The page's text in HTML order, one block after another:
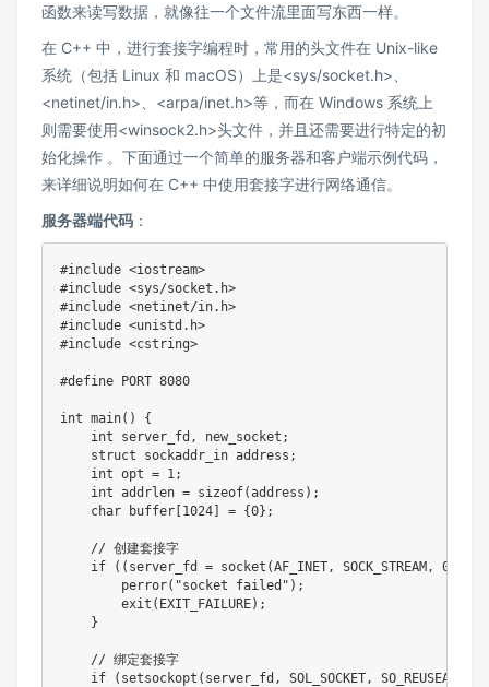
函数来读写数据，就像往一个文件流里面写东西一样。
在 C++ 中，进行套接字编程时，常用的头文件在 Unix-like
系统（包括 Linux 和 macOS）上是<sys/socket.h>、
<netinet/in.h>、<arpa/inet.h>等，而在 Windows 系统上
则需要使用<winsock2.h>头文件，并且还需要进行特定的初
始化操作 。下面通过一个简单的服务器和客户端示例代码，
来详细说明如何在 C++ 中使用套接字进行网络通信。
服务器端代码 ：
#include <iostream>
#include <sys/socket.h>
#include <netinet/in.h>
#include <unistd.h>
#include <cstring>
#define PORT 8080
int main() {
int server_fd, new_socket;
struct sockaddr_in address;
int opt = 1;
int addrlen = sizeof(address);
char buffer[1024] = {0};
// 创建套接字
if ((server_fd = socket(AF_INET, SOCK_STREAM, 0))
perror("socket failed");
exit(EXIT_FAILURE);
}
// 绑定套接字
if (setsockopt(server_fd, SOL_SOCKET,